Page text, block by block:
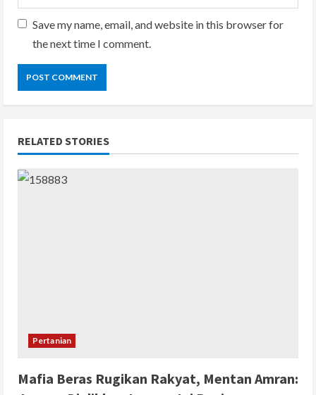
Save my name, email, and website in this browser for
the next time I comment.
RELATED STORIES
Pertanian
Mafia Beras Rugikan Rakyat, Mentan Amran: